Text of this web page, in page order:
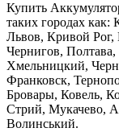
Купить
таких городах как:
Львов, Кривой
Чернигов,
Хмельницкий,
Франковск,
Бровары, Ковель,
Стрий, Мукачево,
Волинський.